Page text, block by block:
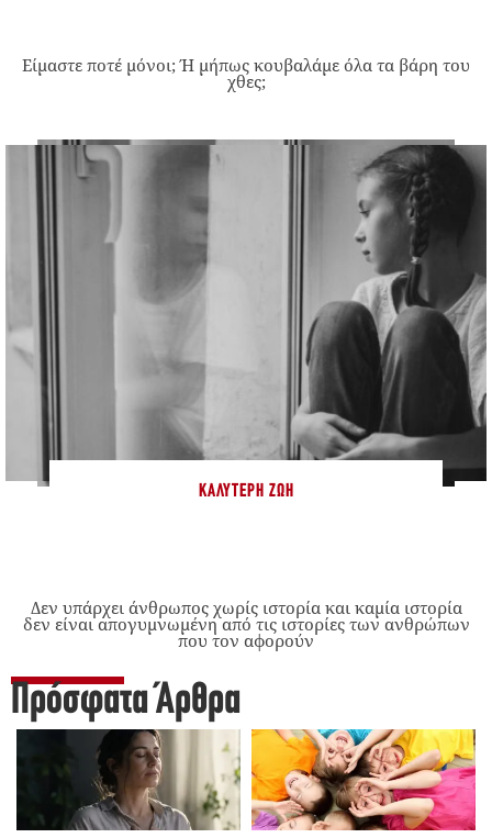
Είμαστε ποτέ μόνοι; Ή μήπως κουβαλάμε όλα τα βάρη του
χθες;
ΚΑΛΎΤΕΡΗ ΖΩΉ
Δεν υπάρχει άνθρωπος χωρίς ιστορία και καμία ιστορία
δεν είναι απογυμνωμένη από τις ιστορίες των ανθρώπων
που τον αφορούν
Πρόσφατα Άρθρα